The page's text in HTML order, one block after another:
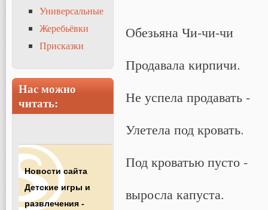
Обезьяна Чи-чи-чи
Продавала кирпичи.
Не успела продавать -
Улетела под кровать.
Под кроватью пусто -
выросла капуста.
Универсальные
Жеребьёвки
Присказки
Нас можно
читать:
Новости сайта
Детские игры и
развлечения -